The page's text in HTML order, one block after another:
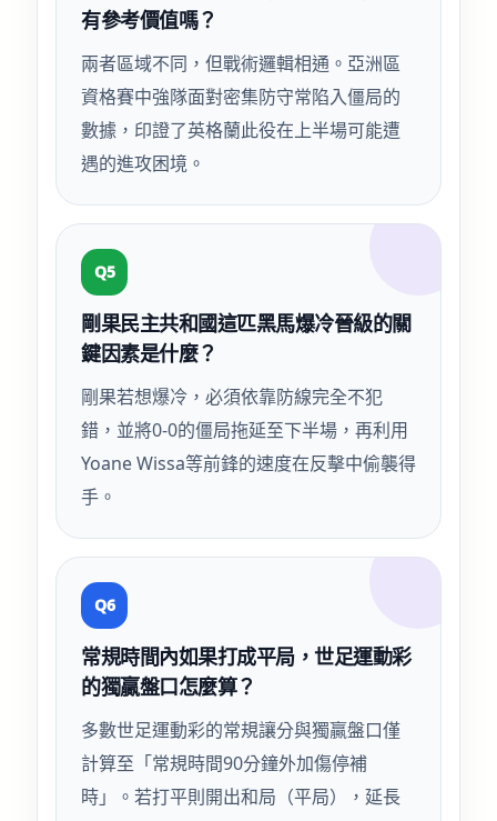
有參考價值嗎？
兩者區域不同，但戰術邏輯相通。亞洲區
資格賽中強隊面對密集防守常陷入僵局的
數據，印證了英格蘭此役在上半場可能遭
遇的進攻困境。
Q5
剛果民主共和國這匹黑馬爆冷晉級的關
鍵因素是什麼？
剛果若想爆冷，必須依靠防線完全不犯
錯，並將0-0的僵局拖延至下半場，再利用
Yoane Wissa等前鋒的速度在反擊中偷襲得
手。
Q6
常規時間內如果打成平局，世足運動彩
的獨贏盤口怎麼算？
多數世足運動彩的常規讓分與獨贏盤口僅
計算至「常規時間90分鐘外加傷停補
時」。若打平則開出和局（平局），延長